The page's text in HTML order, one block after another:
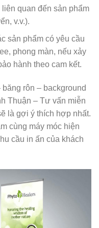
quan đến sản phẩm
v.v.).
sản phẩm có yêu cầu
phong màn, nếu xảy
hành theo cam kết.
rôn – background
Thuận – Tư vấn miễn
là gợi ý thích hợp nhất.
cùng máy móc hiện
cầu in ấn của khách